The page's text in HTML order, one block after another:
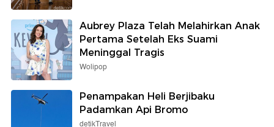
Aubrey Plaza Telah Melahirkan Anak
Pertama Setelah Eks Suami
Meninggal Tragis
Wolipop
Penampakan Heli Berjibaku
Padamkan Api Bromo
detikTravel